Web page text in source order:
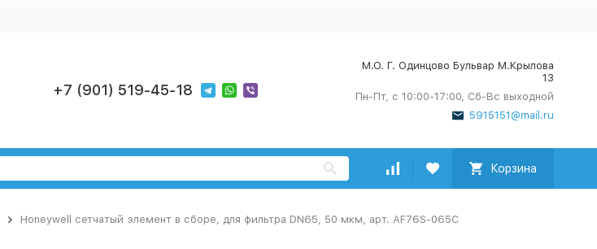
+7 (901) 519-45-18
М.О. Г. Одинцово Бульвар М.Крылова
13
Пн-Пт, с 10:00-17:00, Сб-Вс выходной
5915151@mail.ru
Корзина
Honeywell сетчатый элемент в сборе, для фильтра DN65, 50 мкм, арт. AF76S-065C